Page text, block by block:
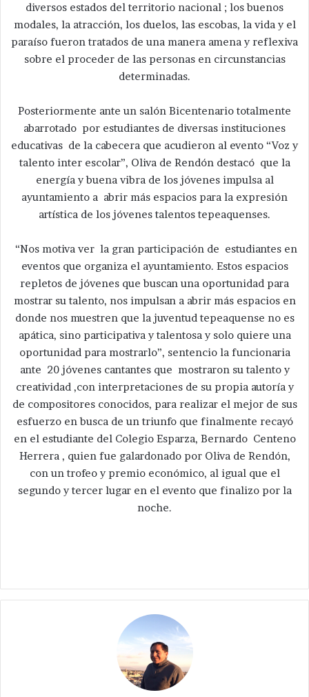
diversos estados del territorio nacional ; los buenos
modales, la atracción, los duelos, las escobas, la vida y el
paraíso fueron tratados de una manera amena y reflexiva
sobre el proceder de las personas en circunstancias
determinadas.
Posteriormente ante un salón Bicentenario totalmente
abarrotado por estudiantes de diversas instituciones
educativas de la cabecera que acudieron al evento “Voz y
talento inter escolar”, Oliva de Rendón destacó que la
energía y buena vibra de los jóvenes impulsa al
ayuntamiento a abrir más espacios para la expresión
artística de los jóvenes talentos tepeaquenses.
“Nos motiva ver la gran participación de estudiantes en
eventos que organiza el ayuntamiento. Estos espacios
repletos de jóvenes que buscan una oportunidad para
mostrar su talento, nos impulsan a abrir más espacios en
donde nos muestren que la juventud tepeaquense no es
apática, sino participativa y talentosa y solo quiere una
oportunidad para mostrarlo”, sentencio la funcionaria
ante 20 jóvenes cantantes que mostraron su talento y
creatividad ,con interpretaciones de su propia autoría y
de compositores conocidos, para realizar el mejor de sus
esfuerzo en busca de un triunfo que finalmente recayó
en el estudiante del Colegio Esparza, Bernardo Centeno
Herrera , quien fue galardonado por Oliva de Rendón,
con un trofeo y premio económico, al igual que el
segundo y tercer lugar en el evento que finalizo por la
noche.